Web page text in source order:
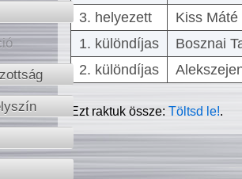
3. helyezett
Kiss
1. különdíjas
Bosznai
2. különdíjas
Ezt raktuk össze:Töltsd le!.